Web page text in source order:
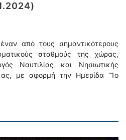
από τους σημαντικότερους
σταθμούς της χώρας,
Ναυτιλίας και Νησιωτικής
με αφορμή την Ημερίδα “1ο